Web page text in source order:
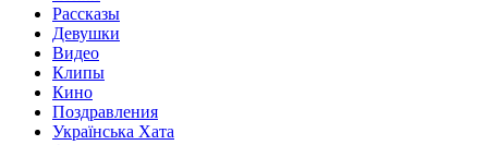
Рассказы
Девушки
Видео
Клипы
Кино
Поздравления
Українська Хата